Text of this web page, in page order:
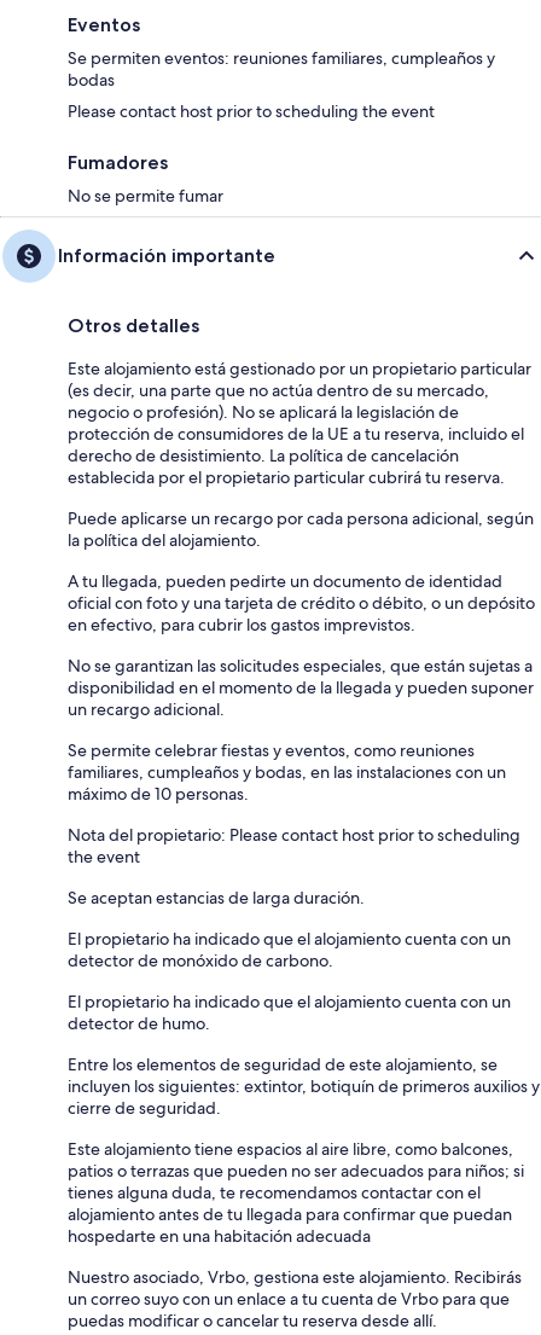
Eventos
Se permiten eventos: reuniones familiares, cumpleaños y
bodas
Please contact host prior to scheduling the event
Fumadores
No se permite fumar
Información importante
Otros detalles
Este alojamiento está gestionado por un propietario particular
(es decir, una parte que no actúa dentro de su mercado,
negocio o profesión). No se aplicará la legislación de
protección de consumidores de la UE a tu reserva, incluido el
derecho de desistimiento. La política de cancelación
establecida por el propietario particular cubrirá tu reserva.
Puede aplicarse un recargo por cada persona adicional, según
la política del alojamiento.
A tu llegada, pueden pedirte un documento de identidad
oficial con foto y una tarjeta de crédito o débito, o un depósito
en efectivo, para cubrir los gastos imprevistos.
No se garantizan las solicitudes especiales, que están sujetas a
disponibilidad en el momento de la llegada y pueden suponer
un recargo adicional.
Se permite celebrar fiestas y eventos, como reuniones
familiares, cumpleaños y bodas, en las instalaciones con un
máximo de 10 personas.
Nota del propietario: Please contact host prior to scheduling
the event
Se aceptan estancias de larga duración.
El propietario ha indicado que el alojamiento cuenta con un
detector de monóxido de carbono.
El propietario ha indicado que el alojamiento cuenta con un
detector de humo.
Entre los elementos de seguridad de este alojamiento, se
incluyen los siguientes: extintor, botiquín de primeros auxilios y
cierre de seguridad.
Este alojamiento tiene espacios al aire libre, como balcones,
patios o terrazas que pueden no ser adecuados para niños; si
tienes alguna duda, te recomendamos contactar con el
alojamiento antes de tu llegada para confirmar que puedan
hospedarte en una habitación adecuada
Nuestro asociado, Vrbo, gestiona este alojamiento. Recibirás
un correo suyo con un enlace a tu cuenta de Vrbo para que
puedas modificar o cancelar tu reserva desde allí.